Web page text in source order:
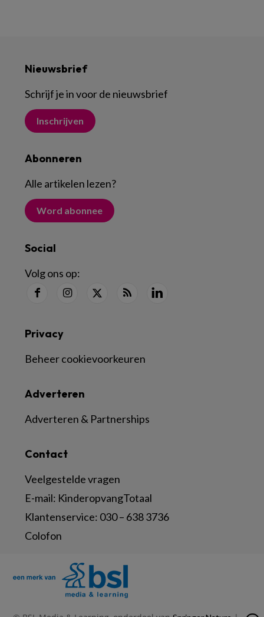
Nieuwsbrief
Schrijf je in voor de nieuwsbrief
Inschrijven
Abonneren
Alle artikelen lezen?
Word abonnee
Social
Volg ons op:
Contact
Veelgestelde vragen
E-mail: KinderopvangTotaal
Klantenservice: 030 – 638 3736
Colofon
Adverteren
Adverteren & Partnerships
Privacy
Beheer cookievoorkeuren